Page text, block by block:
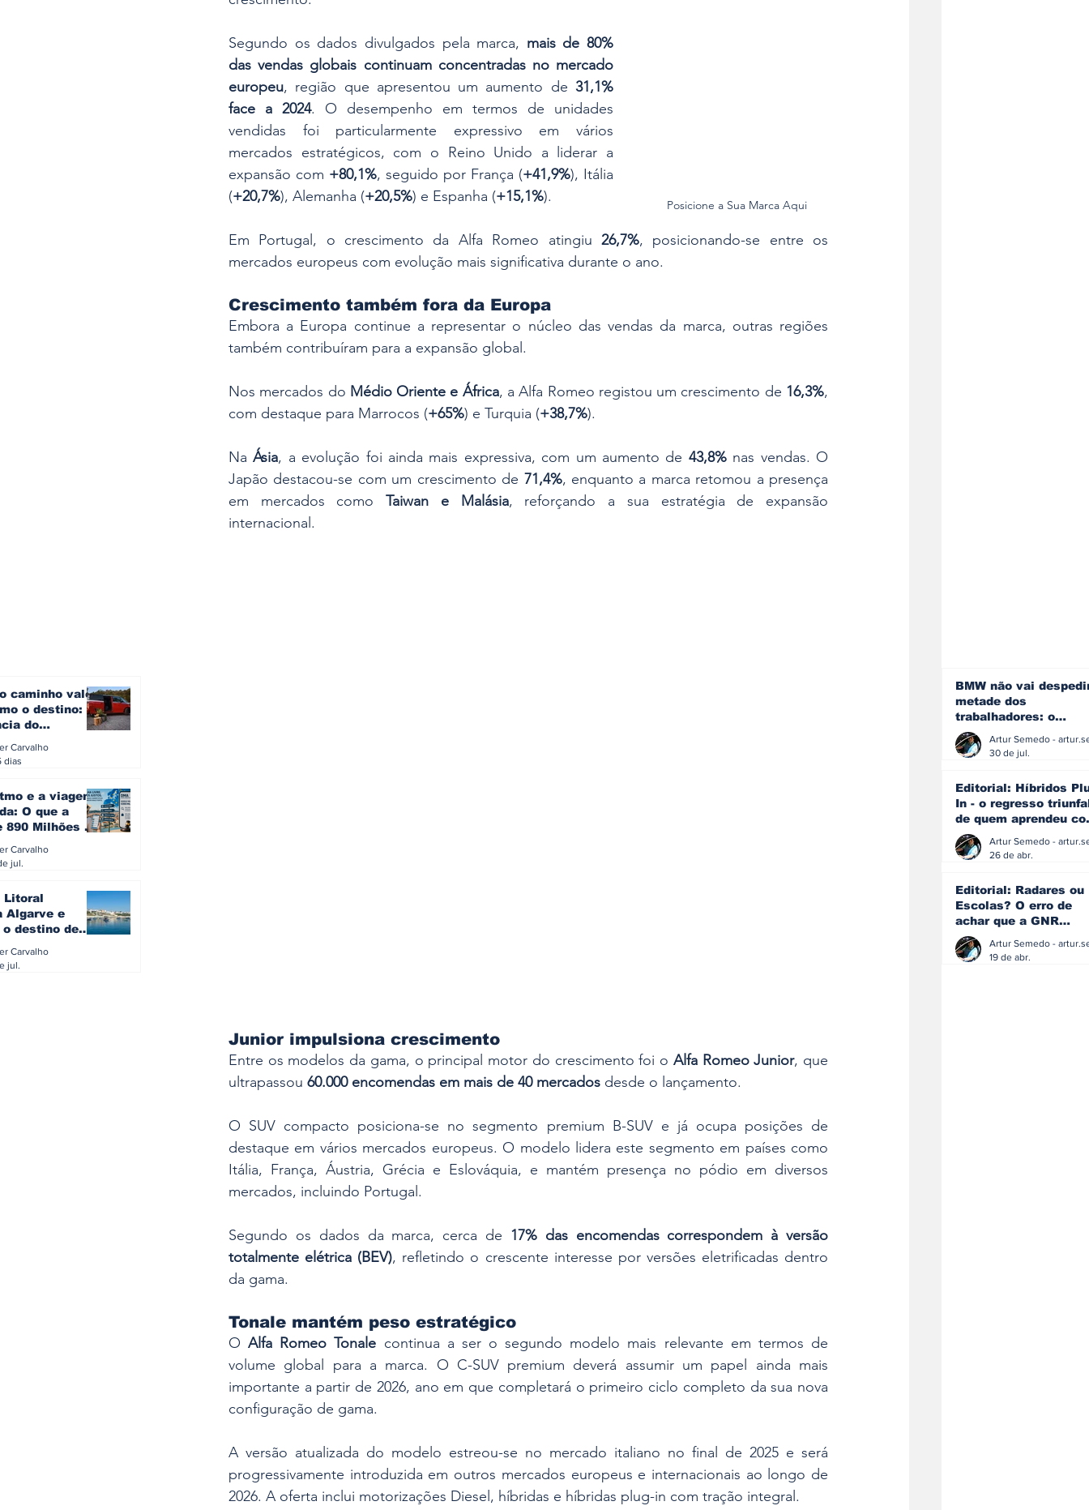
Posicione a Sua Marca Aqui
Segundo os dados divulgados pela marca, mais de 80%
das vendas globais continuam concentradas no mercado
europeu, região que apresentou um aumento de 31,1%
face a 2024. O desempenho em termos de unidades
vendidas foi particularmente expressivo em vários
mercados estratégicos, com o Reino Unido a liderar a
expansão com +80,1%, seguido por França (+41,9%), Itália
(+20,7%), Alemanha (+20,5%) e Espanha (+15,1%).
Em Portugal, o crescimento da Alfa Romeo atingiu 26,7%, posicionando-se entre os
mercados europeus com evolução mais significativa durante o ano.
Crescimento também fora da Europa
Embora a Europa continue a representar o núcleo das vendas da marca, outras regiões
também contribuíram para a expansão global.
Nos mercados do Médio Oriente e África, a Alfa Romeo registou um crescimento de 16,3%,
com destaque para Marrocos (+65%) e Turquia (+38,7%).
Na Ásia, a evolução foi ainda mais expressiva, com um aumento de 43,8% nas vendas. O
Japão destacou-se com um crescimento de 71,4%, enquanto a marca retomou a presença
em mercados como Taiwan e Malásia, reforçando a sua estratégia de expansão
internacional.
Junior impulsiona crescimento
Entre os modelos da gama, o principal motor do crescimento foi o Alfa Romeo Junior, que
ultrapassou 60.000 encomendas em mais de 40 mercados desde o lançamento.
O SUV compacto posiciona-se no segmento premium B-SUV e já ocupa posições de
destaque em vários mercados europeus. O modelo lidera este segmento em países como
Itália, França, Áustria, Grécia e Eslováquia, e mantém presença no pódio em diversos
mercados, incluindo Portugal.
Segundo os dados da marca, cerca de 17% das encomendas correspondem à versão
totalmente elétrica (BEV), refletindo o crescente interesse por versões eletrificadas dentro
da gama.
Tonale mantém peso estratégico
O Alfa Romeo Tonale continua a ser o segundo modelo mais relevante em termos de
volume global para a marca. O C-SUV premium deverá assumir um papel ainda mais
importante a partir de 2026, ano em que completará o primeiro ciclo completo da sua nova
configuração de gama.
A versão atualizada do modelo estreou-se no mercado italiano no final de 2025 e será
progressivamente introduzida em outros mercados europeus e internacionais ao longo de
2026. A oferta inclui motorizações Diesel, híbridas e híbridas plug-in com tração integral.
caminho vale
o destino: a
do
europeu
Carvalho
dias
e a viagem
O que a
890 Milhões à
do turista na
Carvalho
jul.
Litoral
Algarve e
o destino de
Carvalho
jul.
BMW não vai
metade dos
trabalhadores: o
problema é o
que muitos decidiram
30 de jul.
Editorial: Híbridos
In - o regresso
de quem aprendeu
os erros do passado
26 de abr.
Editorial: Radares ou
Escolas? O erro de
achar que a GNR
resolve o que a
educação falhou
19 de abr.